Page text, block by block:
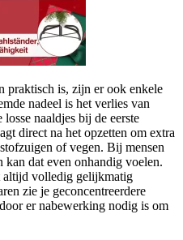
praktisch is, zijn er ook enkele
nadeel is het verlies van
naaldjes bij de eerste
direct na het opzetten om extra
of vegen. Bij mensen
dat even onhandig voelen.
altijd volledig gelijkmatig
zie je geconcentreerdere
er nabewerking nodig is om